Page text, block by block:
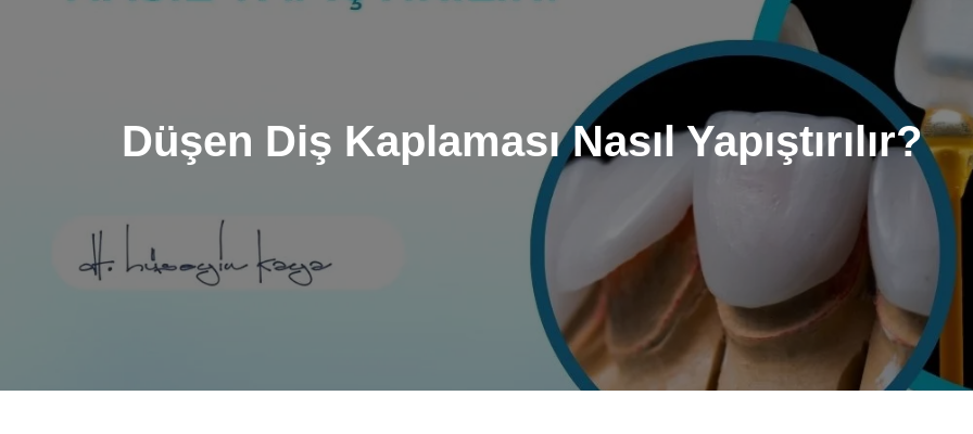
Düşen Diş Kaplaması Nasıl Yapıştırılır?